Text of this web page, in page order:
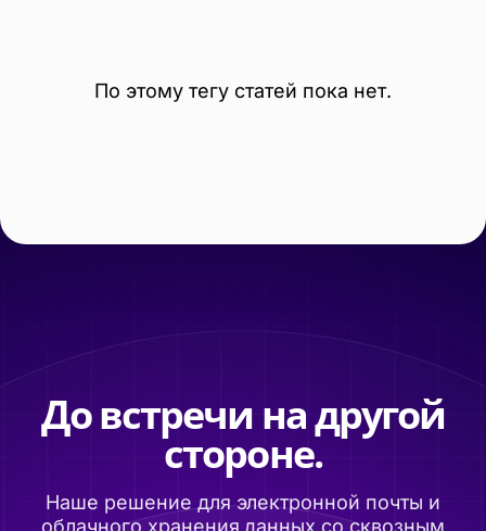
По этому тегу статей пока нет.
До встречи на другой
стороне.
Наше решение для электронной почты и
облачного хранения данных со сквозным